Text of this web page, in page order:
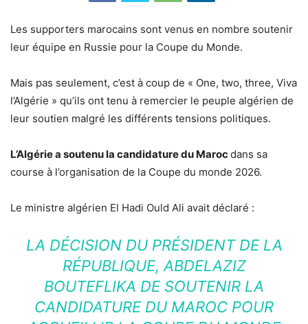
Les supporters marocains sont venus en nombre soutenir
leur équipe en Russie pour la Coupe du Monde.
Mais pas seulement, c’est à coup de « One, two, three, Viva
l’Algérie » qu’ils ont tenu à remercier le peuple algérien de
leur soutien malgré les différents tensions politiques.
L’Algérie a soutenu la candidature du Marocdans sa
course à l’organisation de la Coupe du monde 2026.
Le ministre algérien El Hadi Ould Ali avait déclaré :
LA DÉCISION DU PRÉSIDENT DE LA
RÉPUBLIQUE, ABDELAZIZ
BOUTEFLIKA DE SOUTENIR LA
CANDIDATURE DU MAROC POUR